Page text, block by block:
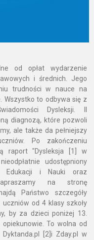
od opłat wydarzenie
i średnich. Jego
trudności w nauce na
Wszystko to odbywa się z
Dysleksji. II
diagnozą, które pozwoli
ale także da pełniejszy
Po zakończeniu
raport "Dysleksja [1] w
udostępniony
Edukacji i Nauki oraz
na stronę
Państwo szczegóły
od 4 klasy szkoły
by za dzieci poniżej 13.
To wolna od
[2]i Zday.pl w